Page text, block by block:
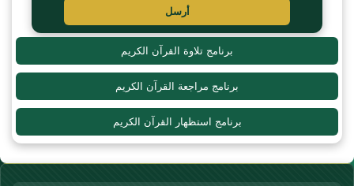
أرسل
برنامج تلاوة القرآن الكريم
برنامج مراجعة القرآن الكريم
برنامج استظهار القرآن الكريم